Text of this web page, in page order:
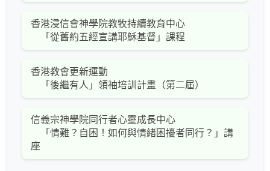
香港浸信會神學院教牧持續教育中心
「從舊約五經宣講耶穌基督」課程
香港教會更新運動
「後繼有人」領袖培訓計畫（第二屆）
信義宗神學院同行者心靈成長中心
「情難？自困！如何與情緒困擾者同行？」講
座